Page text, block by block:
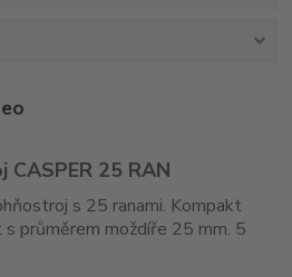
25 RAN
s 25 ranami. Kompakt
s průměrem moždíře 25 mm. 5